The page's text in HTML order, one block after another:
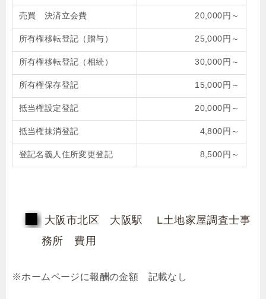
売買 決済立会費 20,000円～
所有権移転登記（贈与） 25,000円～
所有権移転登記（相続） 30,000円～
所有権保存登記 15,000円～
抵当権設定登記 20,000円～
抵当権抹消登記 4,800円～
登記名義人住所変更登記 8,500円～
大阪市北区 大阪駅 L土地家屋調査士事
務所 費用
※ホームページに報酬の金額 記載なし